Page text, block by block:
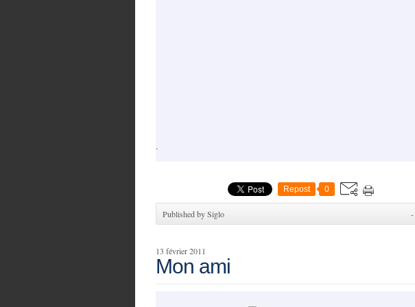
.
Repost 0
Published by Siglo -
13 février 2011
Mon ami